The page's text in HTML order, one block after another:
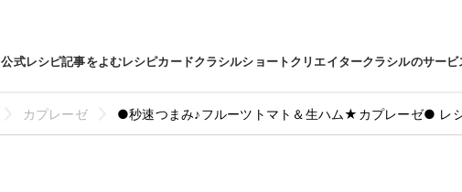
公式レシピ記事をよむレシピカードクラシルショートクリエイタークラシルのサービ
カプレーゼ ●秒速つまみ♪フルーツトマト＆生ハム★カプレーゼ● レ